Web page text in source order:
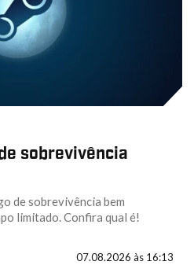
sobrevivência
de sobrevivência bem
limitado. Confira qual é!
07.08.2026 às 16:13